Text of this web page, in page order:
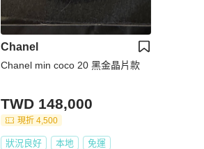
Chanel
Chanel min coco 20 黑金晶片款
TWD 148,000
現折 4,500
狀況良好 本地 免運